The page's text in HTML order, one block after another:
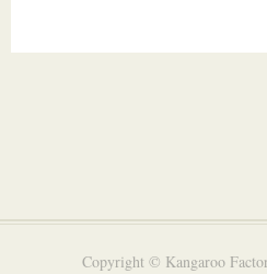
Copyright © Kangaroo